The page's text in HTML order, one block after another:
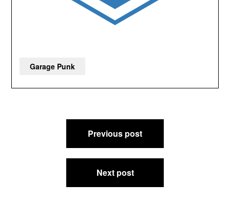
Garage Punk
Beitragsnavigation
Previous post
Next post